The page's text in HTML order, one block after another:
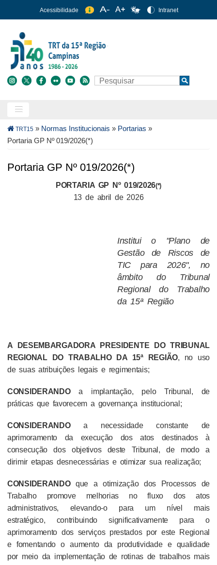
para
conteúdo
principal
Acessibilidade Intranet
Buscar Search
Trilha
de
TRT15 » Normas Institucionais » Portarias »
Portaria GP Nº 019/2026(*)
Portaria GP Nº 019/2026(*)
PORTARIA GP Nº 019/2026(*)
13 de abril de 2026
Institui o "Plano de
Gestão de Riscos de
TIC para 2026", no
âmbito do Tribunal
Regional do Trabalho
da 15ª Região
A DESEMBARGADORA PRESIDENTE DO TRIBUNAL
REGIONAL DO TRABALHO DA 15ª REGIÃO, no uso
de suas atribuições legais e regimentais;
CONSIDERANDOa implantação, pelo Tribunal, de
práticas que favorecem a governança institucional;
CONSIDERANDOa necessidade constante de
aprimoramento da execução dos atos destinados à
consecução dos objetivos deste Tribunal, de modo a
dirimir etapas desnecessárias e otimizar sua realização;
CONSIDERANDOque a otimização dos Processos de
Trabalho promove melhorias no fluxo dos atos
administrativos, elevando-o para um nível mais
estratégico, contribuindo significativamente para o
aprimoramento dos serviços prestados por este Regional
e fomentando o aumento da produtividade e qualidade
por meio da implementação de rotinas de trabalhos mais